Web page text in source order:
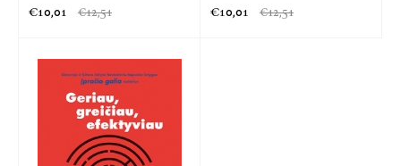
€10,01 €12,51 €10,01 €12,51